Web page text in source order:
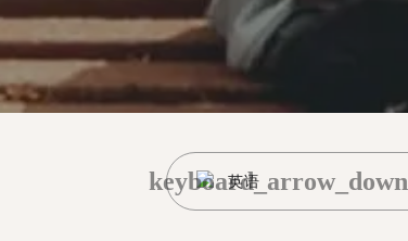
英语
keyboard_arrow_down